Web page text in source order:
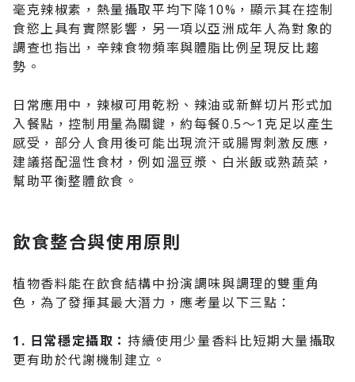
毫克辣椒素，熱量攝取平均下降10%，顯示其在控制
食慾上具有實際影響 ，另一項以亞洲成年人為對象的
調查也指出，辛辣食物頻率與體脂比例呈現反比趨
勢。
日常應用中，辣椒可用乾粉、辣油或新鮮切片形式加
入餐點 ，控制用量為關鍵，約每餐0.5～1克足以產生
感受，部分人食用後可能出現流汗或腸胃刺激反應，
建議搭配溫性食材，例如溫豆漿、白米飯或熟蔬菜，
幫助平衡整體飲食。
飲食整合與使用原則
植物香料能在飲食結構中扮演調味與調理的雙重角
色 ，為了發揮其最大潛力，應考量以下三點：
1. 日常穩定攝取 ：持續使用少量香料比短期大量攝取
更有助於代謝機制建立。